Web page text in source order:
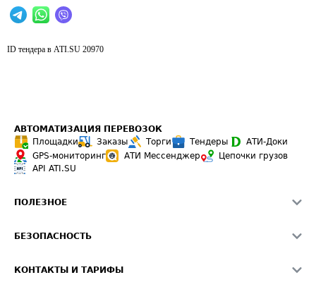
ID тендера в ATI.SU 20970
АВТОМАТИЗАЦИЯ ПЕРЕВОЗОК
Площадки
Заказы Торги Тендеры
АТИ-Доки
GPS-мониторинг
АТИ Мессенджер
Цепочки грузов
API ATI.SU
ПОЛЕЗНОЕ
Звезды ATI.SU на вашем сайте
БЕЗОПАСНОСТЬ
КОНТАКТЫ И ТАРИФЫ